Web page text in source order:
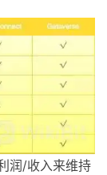
润/收入来维持